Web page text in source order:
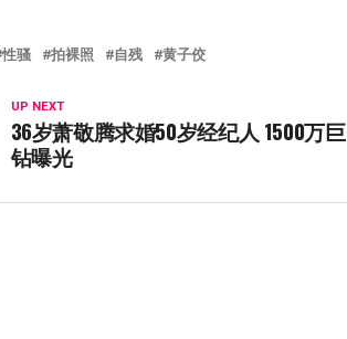
性骚 拍裸照 自残 黄子佼
UP NEXT
36岁萧敬腾求婚50岁经纪人 1500万巨
钻曝光